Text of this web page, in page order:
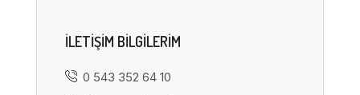
ILETIŞIM BILGILERIM
0 543 352 64 10